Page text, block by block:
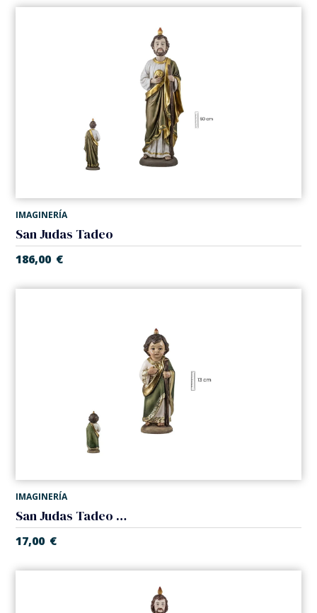
IMAGINERÍA
San Judas Tadeo
186,00 €
IMAGINERÍA
San Judas Tadeo infantil
17,00 €